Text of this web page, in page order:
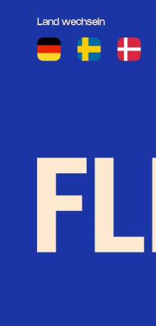
Land wechseln